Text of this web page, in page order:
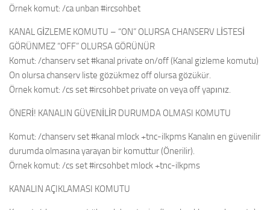
Örnek komut: /ca unban #ircsohbet
KANAL GİZLEME KOMUTU – “ON” OLURSA CHANSERV LİSTESİ
GÖRÜNMEZ “OFF” OLURSA GÖRÜNÜR
Komut: /chanserv set #kanal private on/off (Kanal gizleme komutu)
On olursa chanserv liste gözükmez off olursa gözükür.
Örnek komut: /cs set #ircsohbet private on veya off yapınız.
ÖNERİ! KANALIN GÜVENİLİR DURUMDA OLMASI KOMUTU
Komut: /chanserv set #kanal mlock +tnc-ilkpms Kanalın en güvenilir
durumda olmasına yarayan bir komuttur (Önerilir).
Örnek komut: /cs set #ircsohbet mlock +tnc-ilkpms
KANALIN AÇIKLAMASI KOMUTU